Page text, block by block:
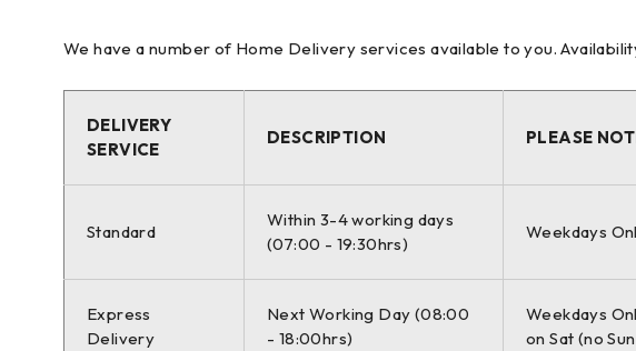
We have a number of Home Delivery services available to you.
DELIVERY
SERVICE
DESCRIPTION PLEASE
Standard
Within 3-4 working days
(07:00 - 19:30hrs)
Weekdays
Express
Delivery
Next Working Day (08:00
- 18:00hrs)
Weekdays
on Sat (no